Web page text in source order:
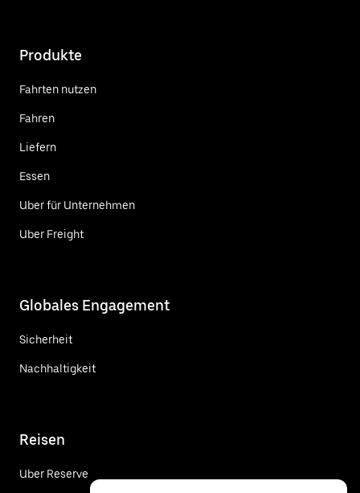
Produkte
Fahrten nutzen
Fahren
Liefern
Essen
Uber für Unternehmen
Uber Freight
Globales Engagement
Sicherheit
Nachhaltigkeit
Reisen
Uber Reserve